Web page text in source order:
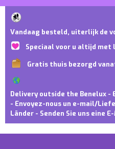
Vandaag besteld, uiterlijk de
Speciaal voor u altijd met
Gratis thuis bezorgd
Delivery outside the Benelux -
- Envoyez-nous un e-mail/
Länder - Senden Sie uns eine